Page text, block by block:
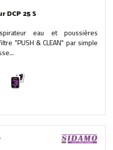
DCP 25 S
eau et poussières
"PUSH & CLEAN" par simple